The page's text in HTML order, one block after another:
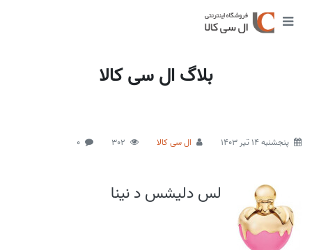
بلاگ ال سی کالا
پنجشنبه 14 تیر 1403 ال سی کالا 302
0
لس دلیشس د نینا